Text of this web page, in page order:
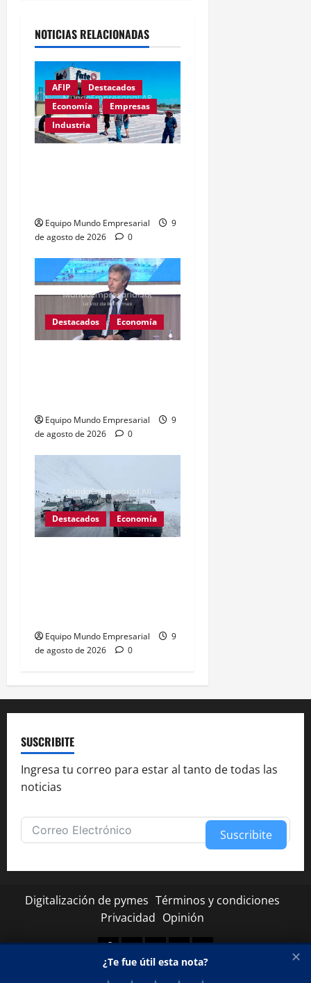
NOTICIAS RELACIONADAS
AFIP
Destacados
Economía
Empresas
Industria
Equipo Mundo Empresarial
9
de agosto de 2026
0
Destacados Economía
Equipo Mundo Empresarial
9
de agosto de 2026
0
Destacados Economía
Equipo Mundo Empresarial
9
de agosto de 2026
0
SUSCRIBITE
Ingresa tu correo para estar al tanto de todas las
noticias
Suscribite
Digitalización de pymes Términos y condiciones
Privacidad Opinión
Facebook
TwitterLinkedinYoutubeInstagram
✕
¿Te fue útil esta nota?